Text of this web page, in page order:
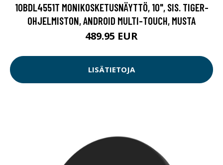
10BDL4551T MONIKOSKETUSNÄYTTÖ, 10", SIS. TIGER-
OHJELMISTON, ANDROID MULTI-TOUCH, MUSTA
489.95 EUR
LISÄTIETOJA